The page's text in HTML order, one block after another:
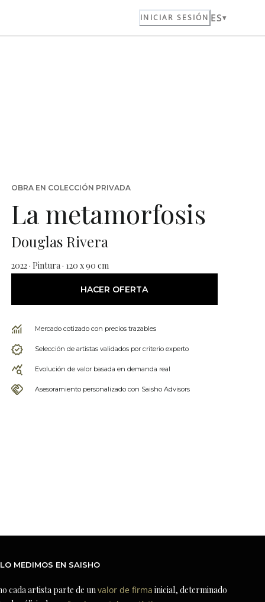
INICIAR SESIÓN ES
OBRA EN COLECCIÓN PRIVADA
La metamorfosis
Douglas Rivera
2022 · Pintura · 120 x 90 cm
HACER OFERTA
Mercado cotizado con precios trazables
Selección de artistas validados por criterio experto
Evolución de valor basada en demanda real
Asesoramiento personalizado con Saisho Advisors
MEDIMOS EN SAISHO
cada artista parte de unvalor de firma inicial, determinado